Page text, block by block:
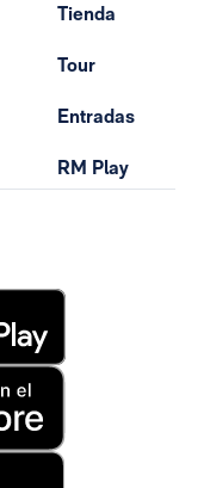
Tienda
Tour
Entradas
RM Play